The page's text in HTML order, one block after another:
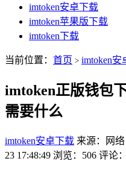
imtoken安卓下载
imtoken苹果版下载
imtoken下载
当前位置： 首页 > imtoken安
imtoken正版钱包
需要什么
imtoken安卓下载 来源：网
23 17:48:49 浏览：506 评论